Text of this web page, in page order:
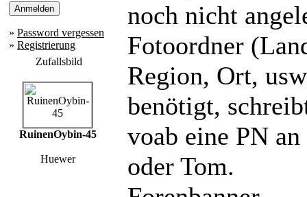
» Password vergessen
» Registrierung
Zufallsbild
RuinenOybin-45
Huewer
noch nicht
Fotoordner
Region, Ort,
benötigt,
voab eine PN
oder Tom.